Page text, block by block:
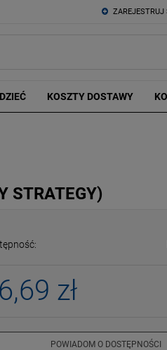
ZAREJESTRUJ
KOSZTY DOSTAWY
STRATEGY)
zł
POWIADOM O DOSTĘPNOŚCI